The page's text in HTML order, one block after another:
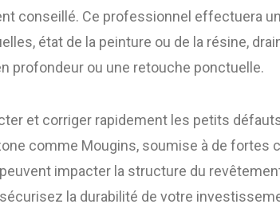
conseillé. Ce professionnel effectuera
état de la peinture ou de la résine,
profondeur ou une retouche ponctuelle.
et corriger rapidement les petits défauts
comme Mougins, soumise à de fortes
impacter la structure du
la durabilité de votre